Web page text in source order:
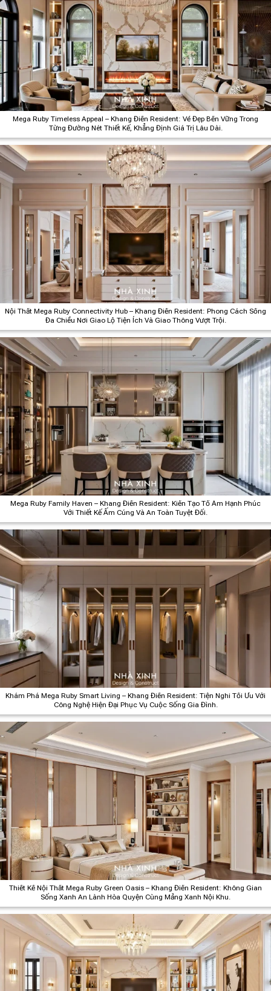
Mega Ruby Timeless Appeal – Khang Điền Resident: Vẻ Đẹp Bền Vững Trong
Từng Đường Nét Thiết Kế, Khẳng Định Giá Trị Lâu Dài.
Nội Thất Mega Ruby Connectivity Hub – Khang Điền Resident: Phong Cách Sống
Đa Chiều Nơi Giao Lộ Tiện Ích Và Giao Thông Vượt Trội.
Mega Ruby Family Haven – Khang Điền Resident: Kiến Tạo Tổ Ấm Hạnh Phúc
Với Thiết Kế Ấm Cúng Và An Toàn Tuyệt Đối.
Khám Phá Mega Ruby Smart Living – Khang Điền Resident: Tiện Nghi Tối Ưu Với
Công Nghệ Hiện Đại Phục Vụ Cuộc Sống Gia Đình.
Thiết Kế Nội Thất Mega Ruby Green Oasis – Khang Điền Resident: Không Gian
Sống Xanh An Lành Hòa Quyện Cùng Mảng Xanh Nội Khu.